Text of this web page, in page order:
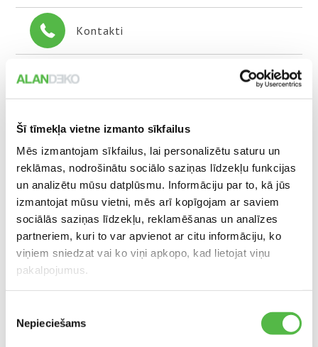
Šī tīmekļa vietne izmanto sīkfailus
Mēs izmantojam sīkfailus, lai personalizētu saturu un
reklāmas, nodrošinātu sociālo saziņas līdzekļu funkcijas
un analizētu mūsu datplūsmu. Informāciju par to, kā jūs
izmantojat mūsu vietni, mēs arī kopīgojam ar saviem
sociālās saziņas līdzekļu, reklamēšanas un analīzes
partneriem, kuri to var apvienot ar citu informāciju, ko
viņiem sniedzat vai ko viņi apkopo, kad lietojat viņu
pakalpojumus.
izvēle
Nepieciešams
Kontakti
+371 679 715 14
galesnams@buvmeistars.lv
Atrašanās vieta tirdzniecības centrā
ATRAŠANĀS VIETA KARTĒ